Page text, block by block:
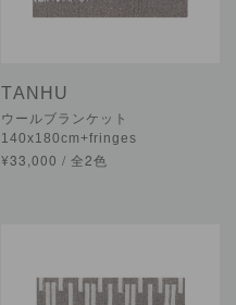
TANHU
ウールブランケット
140x180cm+fringes
¥33,000 / 全2色